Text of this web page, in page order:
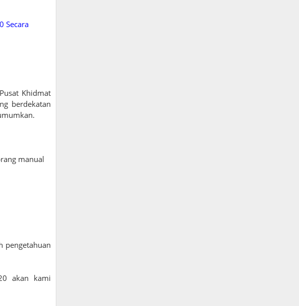
Secara
Khidmat
berdekatan
manual
pengetahuan
akan kami